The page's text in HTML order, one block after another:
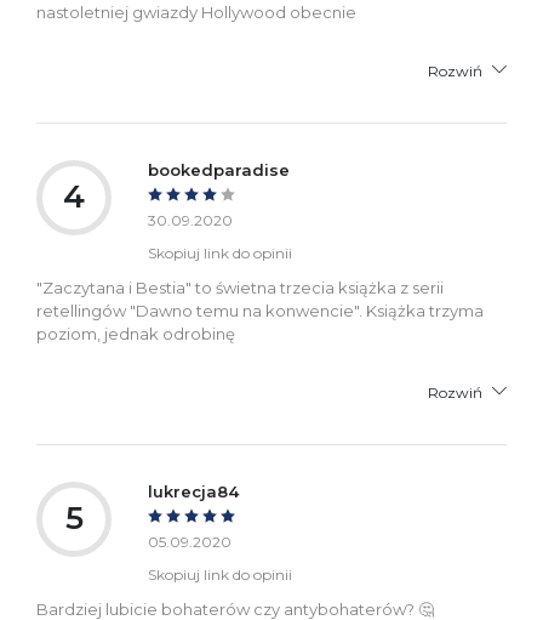
nastoletniej gwiazdy Hollywood obecnie
Rozwiń
4
bookedparadise
30.09.2020
Skopiuj link do opinii
"Zaczytana i Bestia" to świetna trzecia książka z serii
retellingów "Dawno temu na konwencie". Książka trzyma
poziom, jednak odrobinę
Rozwiń
5
lukrecja84
05.09.2020
Skopiuj link do opinii
Bardziej lubicie bohaterów czy antybohaterów? 🤔